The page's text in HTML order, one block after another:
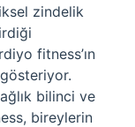
zindelik
fitness’ın
gösteriyor.
bilinci ve
bireylerin